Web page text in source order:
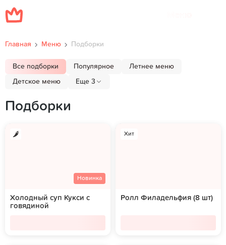
Главная Меню Подборки
Все подборки Популярное Летнее меню
Детское меню Еще 3
Подборки
Новинка
Холодный суп Кукси с
говядиной
Хит
Ролл Филадельфия (8 шт)